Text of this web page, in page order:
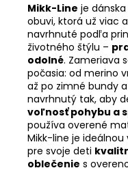
Mikk-Line je
obuvi, ktorá už viac
navrhnuté podľa
životného štýlu –
odolné. Zameriava
počasia: od merino
až po zimné bundy
navrhnutý tak, aby
voľnosť pohybu a
používa overené
Mikk-line je
pre svoje deti
oblečenie s